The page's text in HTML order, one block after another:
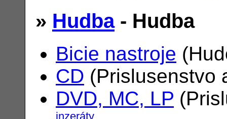
» Hudba- Hudba
Bicie nastroje
CD (Prislusenstvo
DVD, MC, LP